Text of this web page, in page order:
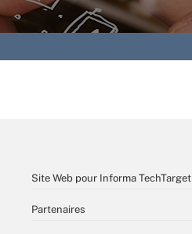
Site Web pour Informa TechTarget
Partenaires